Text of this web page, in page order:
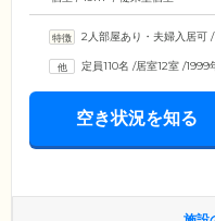
2人部屋あり・夫婦入居可 /
定員110名 /居室12室 /1999
空き状況を知る